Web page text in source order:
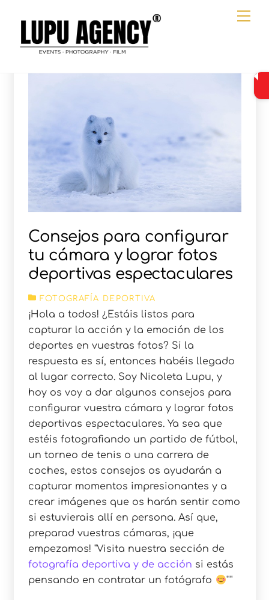
contenido
Consejos para configurar
tu cámara y lograr fotos
deportivas espectaculares
FOTOGRAFÍA DEPORTIVA
¡Hola a todos! ¿Estáis listos para
capturar la acción y la emoción de los
deportes en vuestras fotos? Si la
respuesta es sí, entonces habéis llegado
al lugar correcto. Soy Nicoleta Lupu, y
hoy os voy a dar algunos consejos para
configurar vuestra cámara y lograr fotos
deportivas espectaculares. Ya sea que
estéis fotografiando un partido de fútbol,
un torneo de tenis o una carrera de
coches, estos consejos os ayudarán a
capturar momentos impresionantes y a
crear imágenes que os harán sentir como
si estuvierais allí en persona. Así que,
preparad vuestras cámaras, ¡que
empezamos! Visita nuestra sección de
fotografía deportiva y de acción si estás
pensando en contratar un fotógrafo